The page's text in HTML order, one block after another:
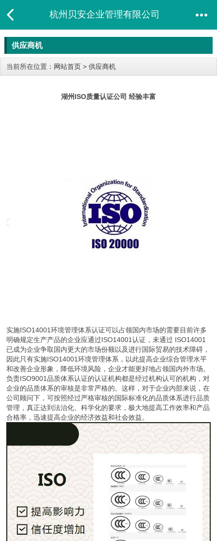
杭州贝安企业管理有限公司
供应商机
当前所在位置： 网站首页 > 供应商机
湖州ISO质量认证公司 经验丰富
实施ISO14001环境管理体系认证可以占领国内市场的需要目前许多
明确规定生产产品的企业应通过ISO14001认证，未通过 ISO14001
已成为企业争取国内更大的市场份额以及进行国际贸易的技术障碍，
因此只有实施ISO14001环境管理体系，以此提高企业综合管理水平
和改善企业形象，降低环境风险，企业才能更好地占领国内外市场。
负责ISO9001品质体系认证的认证机构都是经过机构认可的机构，对
企业的品质体系的审核是非常严格的。这样，对于企业内部来说，在
公司顾问下，可按照经过严格审核的国际标准化的品质体系进行品质
管理，真正达到法治化、科学化的要求，极大地提高工作效率和产品
合格率，迅速提高企业的经济效益和社会效益。